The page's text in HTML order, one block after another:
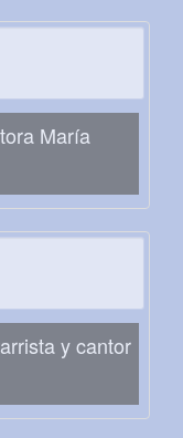
María
y cantor